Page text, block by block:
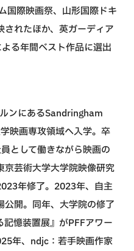
国際映画祭、山形国際ドキ
れたほか、英ガーディア
る年間ベスト作品に選出
ンにあるSandringham
映画専攻領域へ入学。卒
として働きながら映画の
京芸術大学大学院映像研究
年修了。2023年、自主
開。同年、大学院の修了
憶装置展』がPFFアワー
年、ndjc：若手映画作家